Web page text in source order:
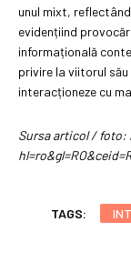
unul mixt,
evidențiind
informațională
privire la viitorul
interacționeze cu
Sursa articol /
TAGS: